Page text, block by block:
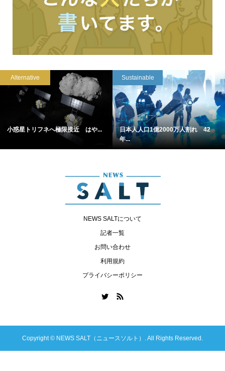
Alternative
小惑星トリフネへ極限接近 はや...
Sustainable
日本人人口1億2000万人割れ 42
年...
NEWS SALTについて
記者一覧
お問い合わせ
利用規約
プライバシーポリシー
Copyright © NEWS SALT（ニュースソルト）. All Rights Reserved.